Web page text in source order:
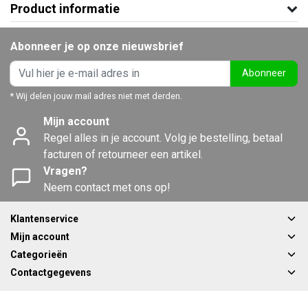
Product informatie
Abonneer je op onze nieuwsbrief
Abonneer
* Wij delen jouw mail adres niet met derden.
Mijn account
Regel alles in je account. Volg je bestelling, betaal
facturen of retourneer een artikel.
Vragen?
Neem contact met ons op!
Klantenservice
Mijn account
Categorieën
Contactgegevens